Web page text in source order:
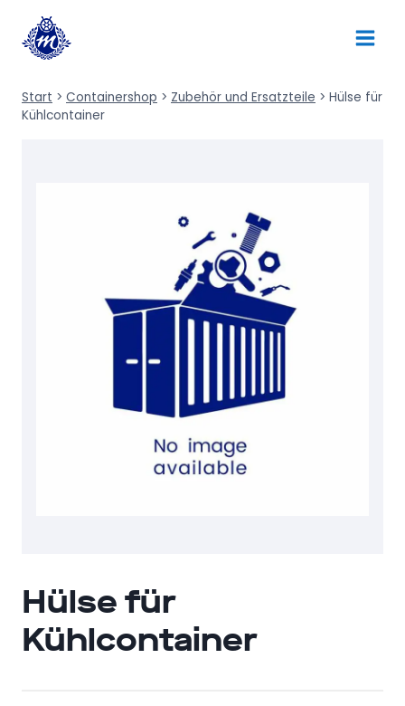
Inhalt
springen
Start > Containershop > Zubehör und Ersatzteile > Hülse für
Kühlcontainer
Hülse für
Kühlcontainer